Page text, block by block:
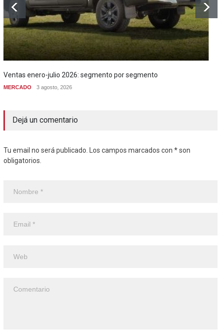
Ventas enero-julio 2026: segmento por segmento
MERCADO 3 agosto, 2026
Dejá un comentario
Tu email no será publicado. Los campos marcados con * son
obligatorios.